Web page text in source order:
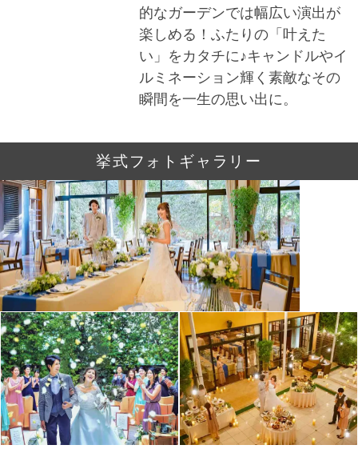
的なガーデンでは幅広い演出が
楽しめる！ふたりの「叶えた
い」をカタチに♪キャンドルやイ
ルミネーション輝く素敵なその
瞬間を一生の思い出に。
挙式フォトギャラリー